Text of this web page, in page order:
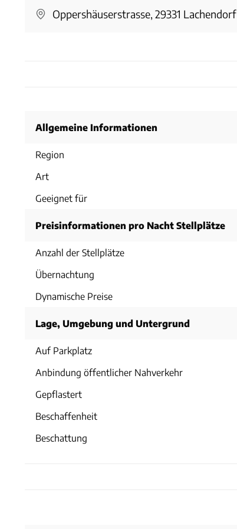
Oppershäuserstrasse, 29331 Lachendorf
Allgemeine Informationen
Region
Art
Geeignet für
Preisinformationen pro Nacht Stellplätze
Anzahl der Stellplätze
Übernachtung
Dynamische Preise
Lage, Umgebung und Untergrund
Auf Parkplatz
Anbindung öffentlicher Nahverkehr
Gepflastert
Beschaffenheit
Beschattung